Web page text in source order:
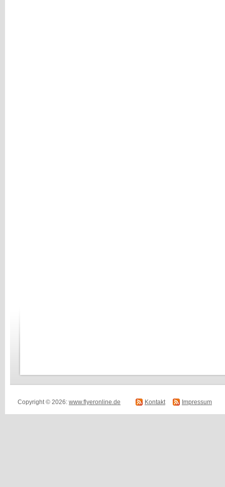
Copyright © 2026: www.flyeronline.de Kontakt Impressum